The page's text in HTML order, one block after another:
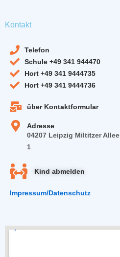
Kontakt
Telefon
Schule +49 341 944470
Hort +49 341 9444735
Hort +49 341 9444736
über Kontaktformular
Adresse
04207 Leipzig Miltitzer Allee
1
Kind abmelden
Impressum/Datenschutz